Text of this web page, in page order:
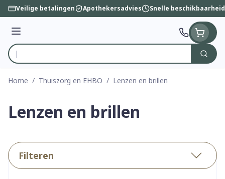
Ga naar de inhoud
Veilige betalingen Apothekersadvies Snelle beschikbaarheid
Menu
Product, merk, categorie...
Zoek
Home / Thuiszorg en EHBO / Lenzen en brillen
Lenzen en brillen
Filteren